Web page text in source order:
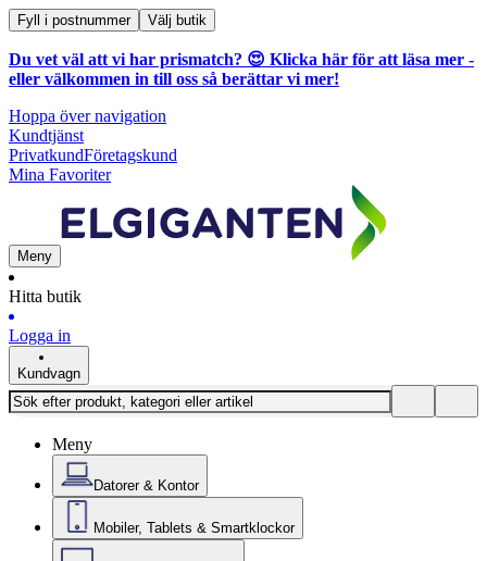
Fyll i postnummer Välj butik
Du vet väl att vi har prismatch? 😍 Klicka här för att läsa mer -
eller välkommen in till oss så berättar vi mer!
Hoppa över navigation
Kundtjänst
PrivatkundFöretagskund
Mina Favoriter
Meny
Hitta butik
Logga in
Kundvagn
Meny
Datorer & Kontor
Mobiler, Tablets & Smartklockor